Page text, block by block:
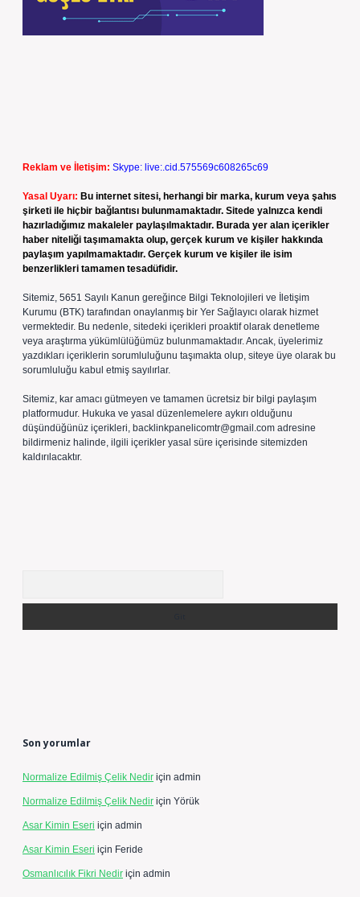
Reklam ve İletişim: Skype: live:.cid.575569c608265c69
Yasal Uyarı: Bu internet sitesi, herhangi bir marka, kurum veya şahıs
şirketi ile hiçbir bağlantısı bulunmamaktadır. Sitede yalnızca kendi
hazırladığımız makaleler paylaşılmaktadır. Burada yer alan içerikler
haber niteliği taşımamakta olup, gerçek kurum ve kişiler hakkında
paylaşım yapılmamaktadır. Gerçek kurum ve kişiler ile isim
benzerlikleri tamamen tesadüfidir.
Sitemiz, 5651 Sayılı Kanun gereğince Bilgi Teknolojileri ve İletişim
Kurumu (BTK) tarafından onaylanmış bir Yer Sağlayıcı olarak hizmet
vermektedir. Bu nedenle, sitedeki içerikleri proaktif olarak denetleme
veya araştırma yükümlülüğümüz bulunmamaktadır. Ancak, üyelerimiz
yazdıkları içeriklerin sorumluluğunu taşımakta olup, siteye üye olarak bu
sorumluluğu kabul etmiş sayılırlar.
Sitemiz, kar amacı gütmeyen ve tamamen ücretsiz bir bilgi paylaşım
platformudur. Hukuka ve yasal düzenlemelere aykırı olduğunu
düşündüğünüz içerikleri, backlinkpanelicomtr@gmail.com adresine
bildirmeniz halinde, ilgili içerikler yasal süre içerisinde sitemizden
kaldırılacaktır.
Son yorumlar
Normalize Edilmiş Çelik Nedir için admin
Normalize Edilmiş Çelik Nedir için Yörük
Asar Kimin Eseri için admin
Asar Kimin Eseri için Feride
Osmanlıcılık Fikri Nedir için admin